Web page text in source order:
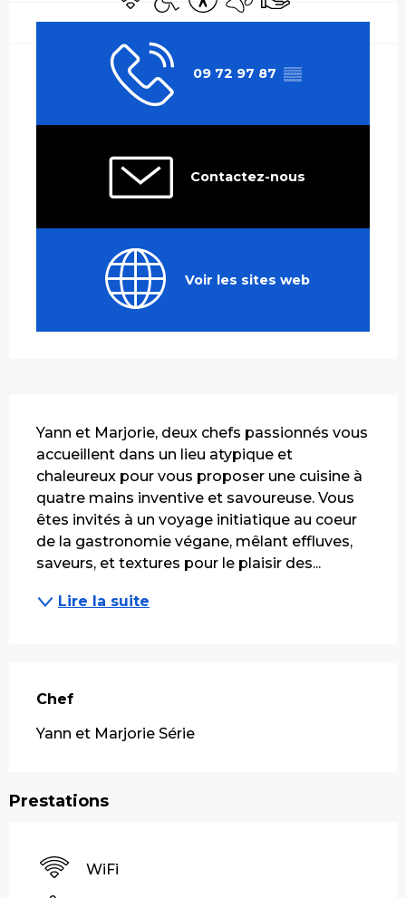
09 72 97 87 ▒▒
Contactez-nous
Voir les sites web
Yann et Marjorie, deux chefs passionnés vous
accueillent dans un lieu atypique et
chaleureux pour vous proposer une cuisine à
quatre mains inventive et savoureuse. Vous
êtes invités à un voyage initiatique au coeur
de la gastronomie végane, mêlant effluves,
saveurs, et textures pour le plaisir des...
Lire la suite
Chef
Chef
Yann et Marjorie Série
Prestations
WiFi